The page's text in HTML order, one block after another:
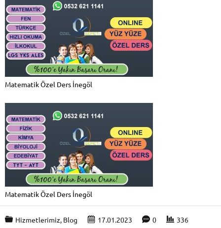
Matematik Özel Ders İnegöl
Matematik Özel Ders İnegöl
Hizmetlerimiz, Blog 17.01.2023 0 336